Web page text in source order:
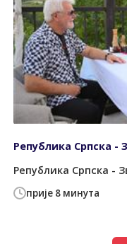
прије 8 минута
Република Српска -
Република Српска -